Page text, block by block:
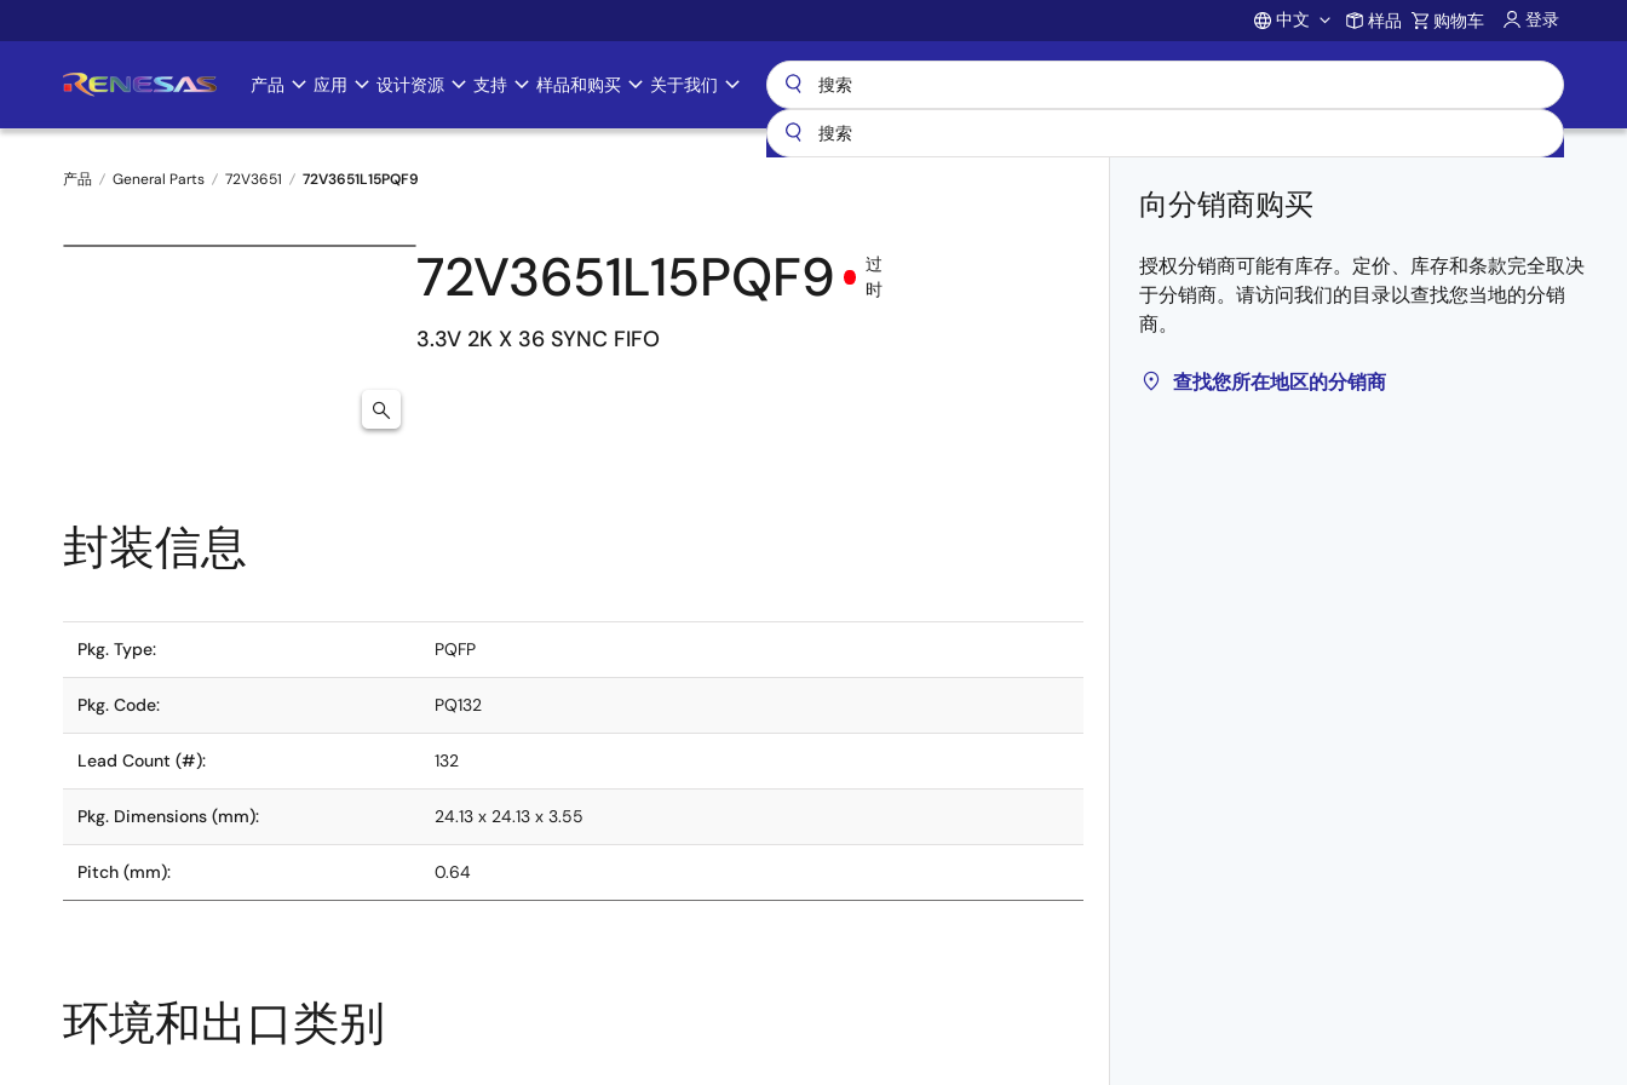
转
要
Account
中文 样品 购物车 登录
Main
navigation
产品 应用 设计资源 支持 样品和购买 关于我们
面
产品 General Parts 72V3651 72V3651L15PQF9
72V3651L15PQF9
过
时
3.3V 2K X 36 SYNC FIFO
向分销商购买
授权分销商可能有库存。定价、库存和条款完全取决
于分销商。请访问我们的目录以查找您当地的分销
商。
查找您所在地区的分销商
封装信息
Pkg. Type: PQFP
Pkg. Code: PQ132
Lead Count (#): 132
Pkg. Dimensions (mm): 24.13 x 24.13 x 3.55
Pitch (mm): 0.64
环境和出口类别